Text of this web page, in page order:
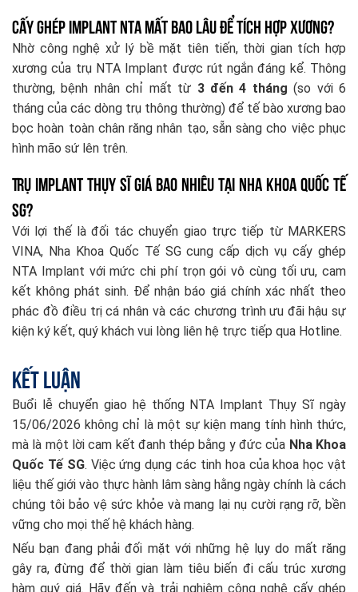
Cấy ghép Implant NTA mất bao lâu để tích hợp xương?
Nhờ công nghệ xử lý bề mặt tiên tiến, thời gian tích hợp
xương của trụ NTA Implant được rút ngắn đáng kể. Thông
thường, bệnh nhân chỉ mất từ 3 đến 4 tháng (so với 6
tháng của các dòng trụ thông thường) để tế bào xương bao
bọc hoàn toàn chân răng nhân tạo, sẵn sàng cho việc phục
hình mão sứ lên trên.
Trụ Implant Thụy Sĩ giá bao nhiêu tại Nha Khoa Quốc Tế
SG?
Với lợi thế là đối tác chuyển giao trực tiếp từ MARKERS
VINA, Nha Khoa Quốc Tế SG cung cấp dịch vụ cấy ghép
NTA Implant với mức chi phí trọn gói vô cùng tối ưu, cam
kết không phát sinh. Để nhận báo giá chính xác nhất theo
phác đồ điều trị cá nhân và các chương trình ưu đãi hậu sự
kiện ký kết, quý khách vui lòng liên hệ trực tiếp qua Hotline.
Kết Luận
Buổi lễ chuyển giao hệ thống NTA Implant Thụy Sĩ ngày
15/06/2026 không chỉ là một sự kiện mang tính hình thức,
mà là một lời cam kết đanh thép bằng y đức của Nha Khoa
Quốc Tế SG. Việc ứng dụng các tinh hoa của khoa học vật
liệu thế giới vào thực hành lâm sàng hằng ngày chính là cách
chúng tôi bảo vệ sức khỏe và mang lại nụ cười rạng rỡ, bền
vững cho mọi thế hệ khách hàng.
Nếu bạn đang phải đối mặt với những hệ lụy do mất răng
gây ra, đừng để thời gian làm tiêu biến đi cấu trúc xương
hàm quý giá. Hãy đến và trải nghiệm công nghệ cấy ghép